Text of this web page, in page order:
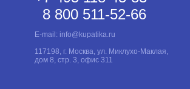
8 800 511-52-66
E-mail: info@kupatika.ru
117198, г. Москва, ул. Миклухо-Маклая,
дом 8, стр. 3, офис 311